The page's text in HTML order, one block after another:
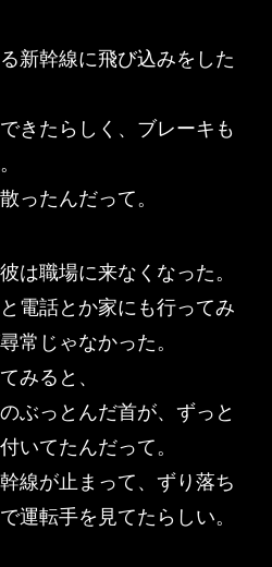
新幹線に飛び込みをした
きたらしく、ブレーキも
ったんだって。
は職場に来なくなった。
電話とか家にも行ってみ
常じゃなかった。
みると、
ぶっとんだ首が、ずっと
いてたんだって。
線が止まって、ずり落ち
運転手を見てたらしい。